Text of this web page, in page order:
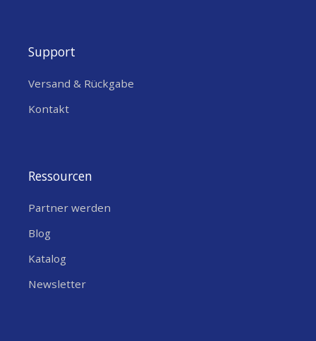
Support
Versand & Rückgabe
Kontakt
Ressourcen
Partner werden
Blog
Katalog
Newsletter